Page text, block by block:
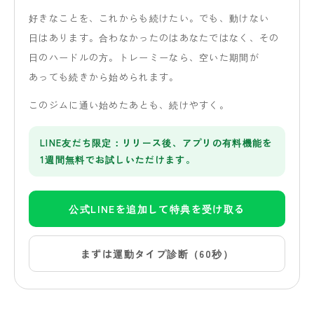
好きな ことを、 これからも 続けたい。 でも、動けない
日は あります。合わなかったのは あなたではなく、 その
日の ハードルの方。 トレーミーなら、 空いた期間が
あっても続きから始められます。
この ジムに通い始めたあとも、続けやすく。
LINE友だち限定：リリース後、アプリの有料機能を
1週間無料でお試しいただけます。
公式LINEを追加して特典を受け取る
まずは運動タイプ診断（60秒）